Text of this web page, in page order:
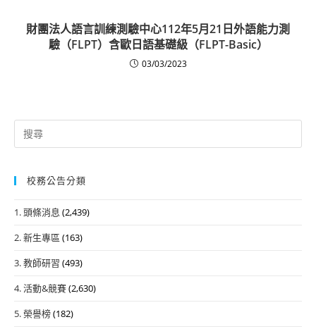
財團法人語言訓練測驗中心112年5月21日外語能力測
驗（FLPT）含歐日語基礎級（FLPT-Basic）
03/03/2023
Search
for:
校務公告分類
1. 頭條消息 (2,439)
2. 新生專區 (163)
3. 教師研習 (493)
4. 活動&競賽(2,630)
5. 榮譽榜(182)